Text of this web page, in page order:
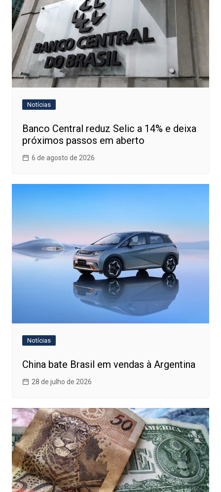
Notícias
Banco Central reduz Selic a 14% e deixa
próximos passos em aberto
6 de agosto de 2026
Notícias
China bate Brasil em vendas à Argentina
28 de julho de 2026